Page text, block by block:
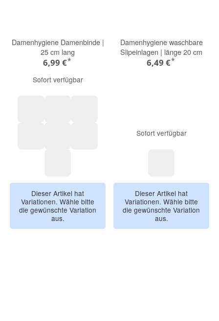
Damenhygiene Damenbinde |
25 cm lang
6,99 €*
Sofort verfügbar
Dieser Artikel hat
Variationen. Wähle bitte
die gewünschte Variation
aus.
Damenhygiene waschbare
Slipeinlagen | länge 20 cm
6,49 €*
Sofort verfügbar
Dieser Artikel hat
Variationen. Wähle bitte
die gewünschte Variation
aus.